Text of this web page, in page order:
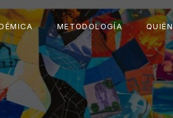
METODOLOGÍA